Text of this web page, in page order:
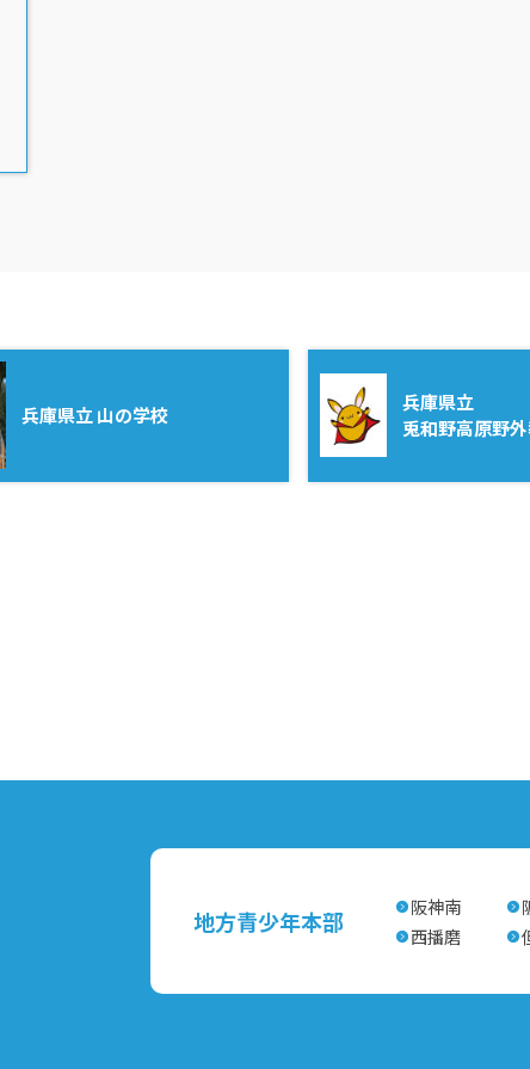
兵庫県立 山の学校
兵庫県立
兎和野高原野
地方青少年本部 阪神南
西播磨